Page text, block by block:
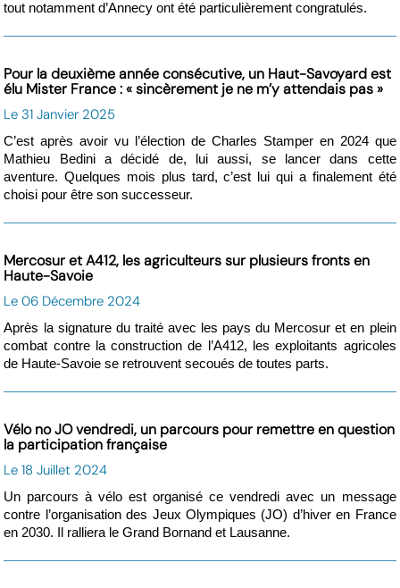
tout notamment d’Annecy ont été particulièrement congratulés.
Pour la deuxième année consécutive, un Haut-Savoyard est
élu Mister France : « sincèrement je ne m’y attendais pas »
Le 31 Janvier 2025
C’est après avoir vu l’élection de Charles Stamper en 2024 que
Mathieu Bedini a décidé de, lui aussi, se lancer dans cette
aventure. Quelques mois plus tard, c’est lui qui a finalement été
choisi pour être son successeur.
Mercosur et A412, les agriculteurs sur plusieurs fronts en
Haute-Savoie
Le 06 Décembre 2024
Après la signature du traité avec les pays du Mercosur et en plein
combat contre la construction de l’A412, les exploitants agricoles
de Haute-Savoie se retrouvent secoués de toutes parts.
Vélo no JO vendredi, un parcours pour remettre en question
la participation française
Le 18 Juillet 2024
Un parcours à vélo est organisé ce vendredi avec un message
contre l’organisation des Jeux Olympiques (JO) d’hiver en France
en 2030. Il ralliera le Grand Bornand et Lausanne.